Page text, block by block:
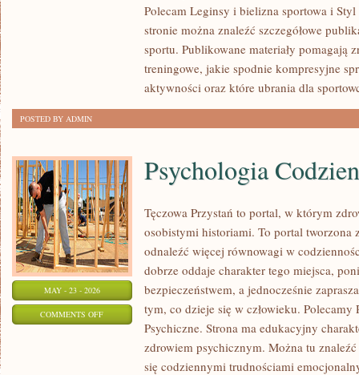
SPORTOWA
Polecam Leginsy i bielizna sportowa i
stronie można znaleźć szczegółowe
sportu. Publikowane materiały pomagają
treningowe, jakie spodnie kompresyjne
aktywności oraz które ubrania dla
POSTED BY ADMIN
MAY - 23 - 2026
COMMENTS OFFON
PSYCHOLOGIA
CODZIENNOŚCI
Psychologia
Tęczowa Przystań to portal, w którym
osobistymi historiami. To portal tworzona
odnaleźć więcej równowagi w
dobrze oddaje charakter tego miejsca,
bezpieczeństwem, a jednocześnie
tym, co dzieje się w człowieku.
Psychiczne. Strona ma edukacyjny
zdrowiem psychicznym. Można tu
się codziennymi trudnościami